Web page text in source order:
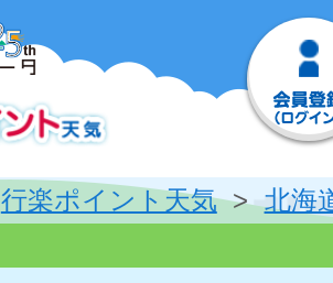
行楽ポイント天気 北海